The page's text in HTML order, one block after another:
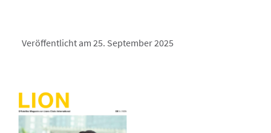
Veröffentlicht am 25. September 2025